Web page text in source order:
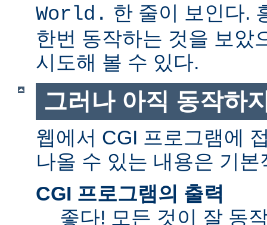
World. 한 줄이 보인다.
한번 동작하는 것을 보았
시도해 볼 수 있다.
그러나 아직 동작하
웹에서 CGI 프로그램에
나올 수 있는 내용은 기
CGI 프로그램의 출력
좋다! 모든 것이 잘 동